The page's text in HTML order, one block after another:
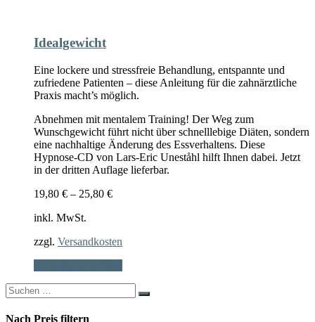
Idealgewicht
Eine lockere und stressfreie Behandlung, entspannte und
zufriedene Patienten – diese Anleitung für die zahnärztliche
Praxis macht’s möglich.
Abnehmen mit mentalem Training! Der Weg zum
Wunschgewicht führt nicht über schnelllebige Diäten, sondern
eine nachhaltige Änderung des Essverhaltens. Diese
Hypnose-CD von Lars-Eric Uneståhl hilft Ihnen dabei. Jetzt
in der dritten Auflage lieferbar.
19,80 € – 25,80 €
inkl. MwSt.
zzgl. Versandkosten
weist
Search
for:
Nach Preis filtern